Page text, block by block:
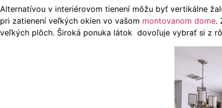
Alternatívou v interiérovom tienení môžu byť vertikálne
pri zatienení veľkých okien vo vašom montovanom dome.
veľkých plôch. Široká ponuka látok dovoľuje vybrať si z